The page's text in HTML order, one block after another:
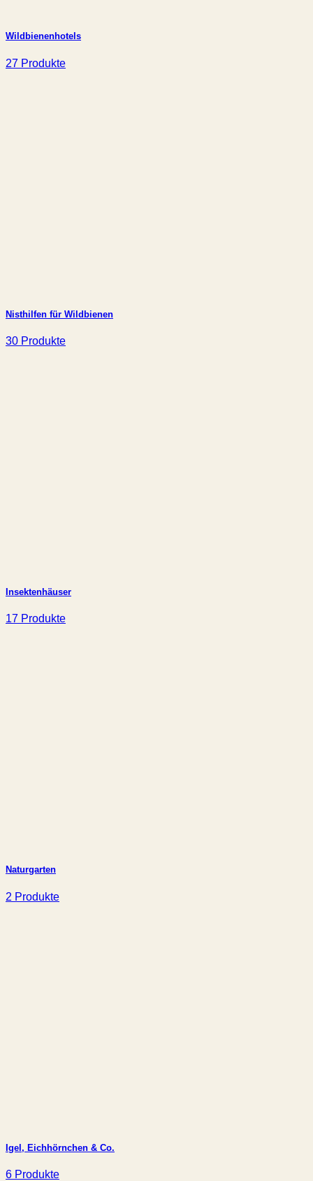
Wildbienenhotels
27 Produkte
Nisthilfen für Wildbienen
30 Produkte
Insektenhäuser
17 Produkte
Naturgarten
2 Produkte
Igel, Eichhörnchen & Co.
6 Produkte